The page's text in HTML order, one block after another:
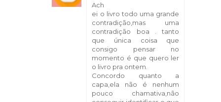
Ach
ei o livro todo uma grande
contradição,mas uma
contradição boa . tanto
que única coisa que
consigo pensar no
momento é que quero ler
o livro pra ontem.
Concordo quanto a
capa,ela não é nenhum
pouco chamativa,não